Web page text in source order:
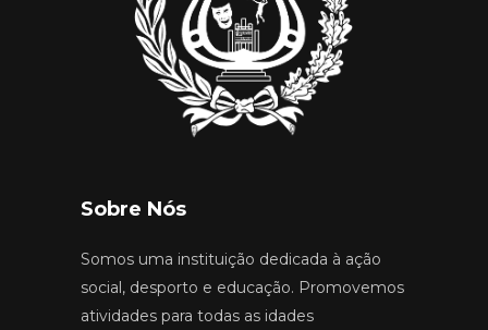
Sobre Nós
Somos uma instituição dedicada à ação
social, desporto e educação. Promovemos
atividades para todas as idades